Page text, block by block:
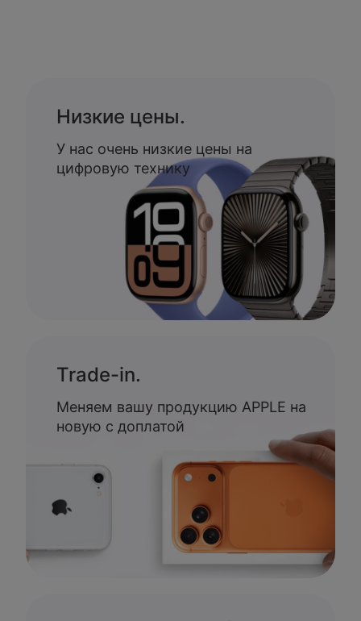
Низкие цены.
У нас очень низкие цены на
цифровую технику
Trade-in.
Меняем вашу продукцию APPLE на
новую с доплатой